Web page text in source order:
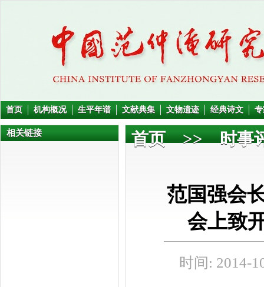
首页 机构概况 生平年谱 文献典集 文物遗迹 经典诗文
相关链接 首页>>时事
范国强会
会上致
时间: 2014-